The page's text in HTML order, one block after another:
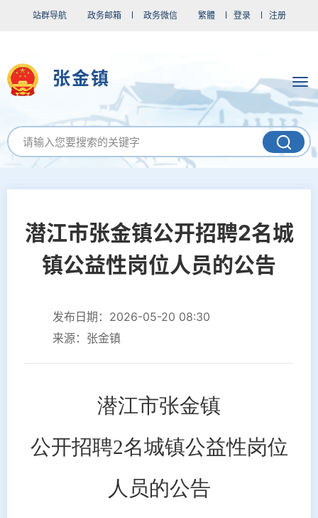
站群导航 政务邮箱 政务微信 繁體 登录 注册
张金镇
潜江市张金镇公开招聘2名城
镇公益性岗位人员的公告
发布日期：2026-05-20 08:30
来源：张金镇
潜江市张金镇
公开招聘2名城镇公益性岗位
人员的公告